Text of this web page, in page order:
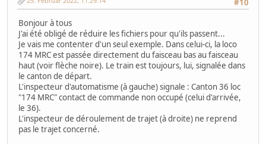
#10
Bonjour à tous
J'ai été obligé de réduire les fichiers pour qu'ils passent...
Je vais me contenter d'un seul exemple. Dans celui-ci, la loco
174 MRC est passée directement du faisceau bas au faisceau
haut (voir flèche noire). Le train est toujours, lui, signalée dans
le canton de départ.
L'inspecteur d'automatisme (à gauche) signale : Canton 36 loc
"174 MRC" contact de commande non occupé (celui d'arrivée,
le 36).
L'inspecteur de déroulement de trajet (à droite) ne reprend
pas le trajet concerné.